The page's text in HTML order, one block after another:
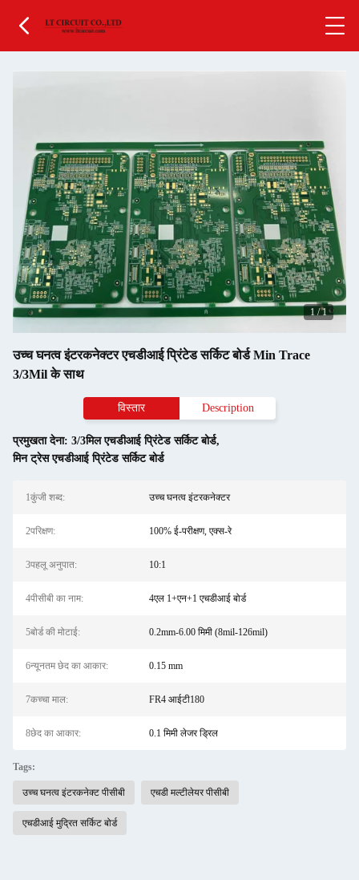
1 /1
उच्च घनत्व इंटरकनेक्टर एचडीआई प्रिंटेड सर्किट बोर्ड Min Trace
3/3Mil के साथ
विस्तार Description
प्रमुखता देना: 3/3मिल एचडीआई प्रिंटेड सर्किट बोर्ड,
मिन ट्रेस एचडीआई प्रिंटेड सर्किट बोर्ड
1कुंजी शब्द: उच्च घनत्व इंटरकनेक्टर
2परिक्षण: 100% ई-परीक्षण, एक्स-रे
3पहलू अनुपात: 10:1
4पीसीबी का नाम: 4एल 1+एन+1 एचडीआई बोर्ड
5बोर्ड की मोटाई: 0.2mm-6.00 मिमी (8mil-126mil)
6न्यूनतम छेद का आकार: 0.15 mm
7कच्चा माल: FR4 आईटी180
8छेद का आकार: 0.1 मिमी लेजर ड्रिल
Tags:
उच्च घनत्व इंटरकनेक्ट पीसीबी एचडी मल्टीलेयर पीसीबी
एचडीआई मुद्रित सर्किट बोर्ड